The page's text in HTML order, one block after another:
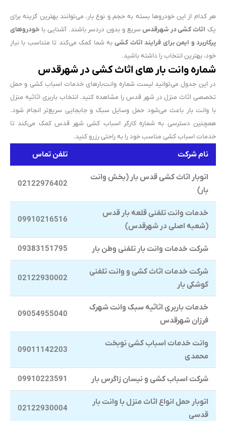
هر کدام از این خودروها بسته به حجم و نوع بار، می‌توانند بهترین گزینه برای
یک اثاث کشی در شهرقدس سریع و بدون دردسر باشند. آشنایی با خودروهای
پرکاربرد و ایمن برای فرایند اثاث کشیبه شما کمک می‌کند تا متناسب با نیاز
خود، بهترین انتخاب را داشته باشید.
شماره وانت بار های اثاث کشی در شهرقدس
در این جدول می‌توانید لیست شماره وانت‌بارهای خدمات اسباب کشی و حمل
تخصصی اثاث منزل در شهر قدس را مشاهده کنید. انتخاب باربری اثاثیه منزل
با وانت بار باعث می‌شود حمل وسایل سبک و جابجایی سریع‌تر انجام شود.
همچنین دسترسی به شماره کارگر اسباب کشی شهر قدس کمک می‌کند تا
خدمات اسباب کشی مناسب خود را به راحتی رزرو کنید.
نام شرکت تلفن تماس
اتوبار اثاث کشی قدس بار (بخش وانت
بار)
02122976402
خدمات وانت تلفنی قلعه بار قدس
(شعبه اصلی در شهرقدس)
09910216516
شرکت خدمات وانت بار تلفنی وطن بار 09383151795
شرکت خدمات اثاث کشی و وانت تلفنی
کوشکی بار
02122930002
خدمات باربری اثاثیه سبک وانت شهرک
فرزان شهرقدس
09054955040
وانت خدمات اسباب کشی نوبخت
محمدی
09011142203
شرکت اسباب کشی و نیسان زاگرس بار 09910223591
اتوبار حمل انواع اثاث منزل با وانت بار
قدسی
02122930004